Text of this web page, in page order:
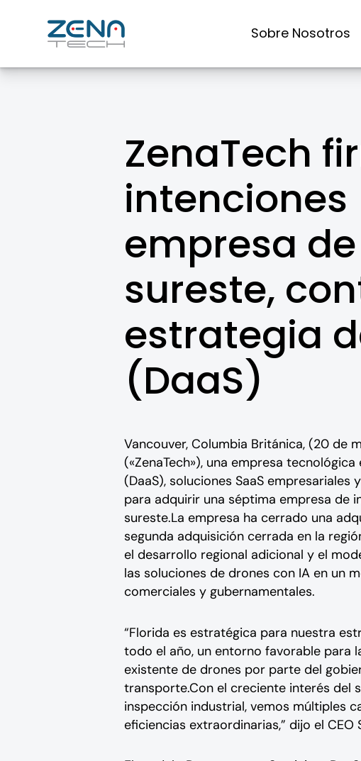
Sobre Nosotros
ZenaTech
empresa
sureste,
estrategia
(DaaS)
Vancouver, Columbia Británica, (20 de
(«ZenaTech»), una empresa
(DaaS), soluciones SaaS
para adquirir una séptima empresa de
sureste.La empresa ha cerrado una
segunda adquisición cerrada en la
el desarrollo regional adicional y el
las soluciones de drones con IA en un
comerciales y gubernamentales.
“Florida es estratégica para nuestra
todo el año, un entorno favorable para
existente de drones por parte del
transporte.Con el creciente interés del
inspección industrial, vemos múltiples
eficiencias extraordinarias,” dijo el CEO